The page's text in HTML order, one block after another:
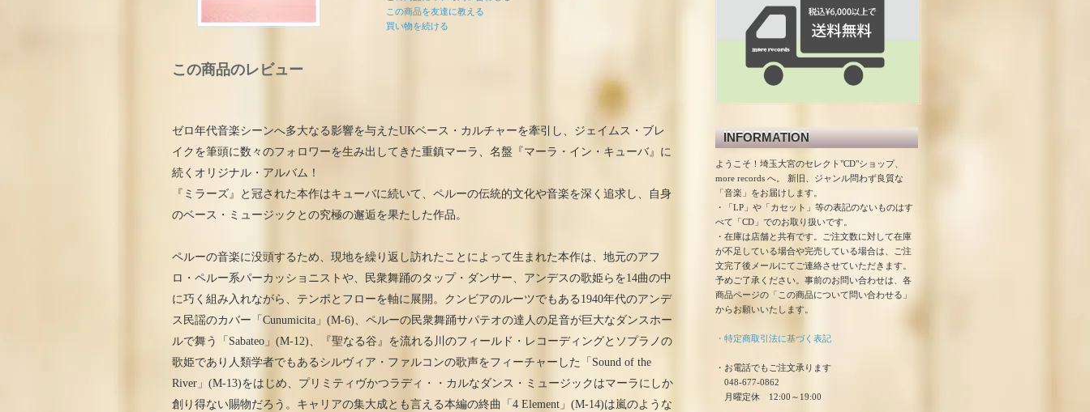
この商品を友達に教える
買い物を続ける
この商品のレビュー
ゼロ年代音楽シーンへ多大なる影響を与えたUKベース・カルチャーを牽引し、ジェイムス・ブレ
イクを筆頭に数々のフォロワーを生み出してきた重鎮マーラ、名盤『マーラ・イン・キューバ』に
続くオリジナル・アルバム！
『ミラーズ』と冠された本作はキューバに続いて、ペルーの伝統的文化や音楽を深く追求し、自身
のベース・ミュージックとの究極の邂逅を果たした作品。
ペルーの音楽に没頭するため、現地を繰り返し訪れたことによって生まれた本作は、地元のアフ
ロ・ペルー系パーカッショニストや、民衆舞踊のタップ・ダンサー、アンデスの歌姫らを14曲の中
に巧く組み入れながら、テンポとフローを軸に展開。クンビアのルーツでもある1940年代のアンデ
ス民謡のカバー「Cunumicita」(M-6)、ペルーの民衆舞踊サパテオの達人の足音が巨大なダンスホー
ルで舞う「Sabateo」(M-12)、『聖なる谷』を流れる川のフィールド・レコーディングとソプラノの
歌姫であり人類学者でもあるシルヴィア・ファルコンの歌声をフィーチャーした「Sound of the
River」(M-13)をはじめ、プリミティヴかつラディ・・カルなダンス・ミュージックはマーラにしか
創り得ない賜物だろう。キャリアの集大成とも言える本編の終曲「4 Element」(M-14)は嵐のような
INFORMATION
ようこそ！埼玉大宮のセレクト"CD"ショップ、
more records へ。 新旧、ジャンル問わず良質な
「音楽」をお届けします。
・「LP」や「カセット」等の表記のないものはす
べて「CD」でのお取り扱いです。
・在庫は店舗と共有です。ご注文数に対して在庫
が不足している場合や完売している場合は、ご注
文完了後メールにてご連絡させていただきます。
予めご了承ください。事前のお問い合わせは、各
商品ページの「この商品について問い合わせる」
からお願いいたします。
・特定商取引法に基づく表記
・お電話でもご注文承ります
048-677-0862
月曜定休 12:00～19:00